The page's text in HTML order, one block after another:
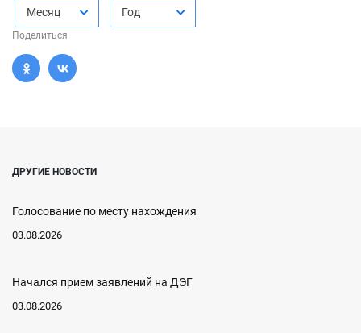
Месяц Год
Поделиться
ДРУГИЕ НОВОСТИ
Голосование по месту нахождения
03.08.2026
Начался прием заявлений на ДЭГ
03.08.2026